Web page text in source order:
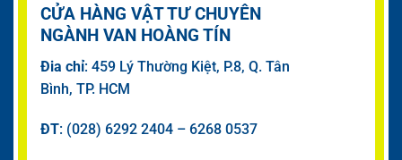
CỬA HÀNG VẬT TƯ CHUYÊN
NGÀNH VAN HOÀNG TÍN
Đia chỉ: 459 Lý Thường Kiệt, P.8, Q. Tân
Bình, TP. HCM
ĐT: (028) 6292 2404 – 6268 0537